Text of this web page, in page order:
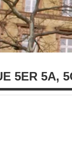
5ER 5A,